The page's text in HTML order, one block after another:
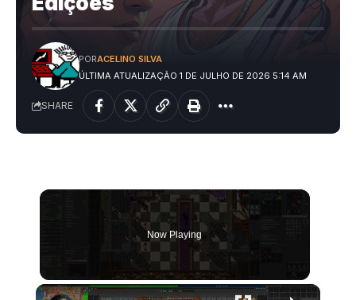
ÚLTIMA ATUALIZAÇÃO 1 DE JULHO DE 2026 5:14 AM
PORACELINO SILVA
SHARE
Now Playing
×